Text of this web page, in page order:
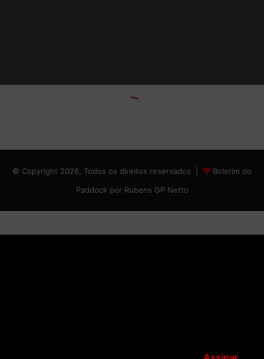
© Copyright 2026, Todos os direitos reservados |
Boletim do
Paddock por Rubens GP Netto